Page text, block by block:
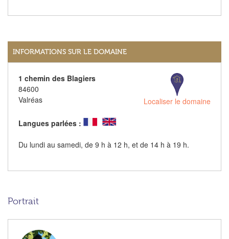
INFORMATIONS SUR LE DOMAINE
1 chemin des Blagiers
84600
Valréas
Localiser le domaine
Langues parlées :
Du lundi au samedi, de 9 h à 12 h, et de 14 h à 19 h.
Portrait